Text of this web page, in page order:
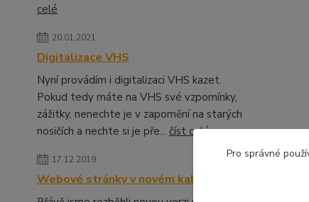
celé
20.01.2021
Digitalizace VHS
Nyní provádím i digitalizaci VHS kazet.
Pokud tedy máte na VHS své vzpomínky,
zážitky, nenechte je v zapomění na starých
nosičích a nechte si je pře... číst celé
17.12.2019
Webové stránky v novém kabátě
Pro správné